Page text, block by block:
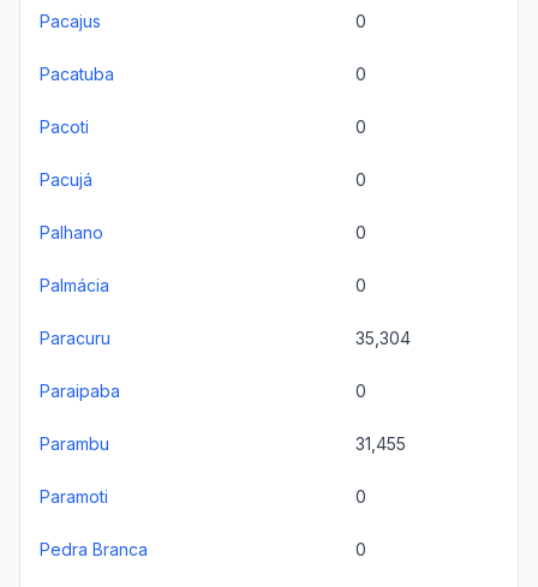
Pacajus 0
Pacatuba 0
Pacoti 0
Pacujá 0
Palhano 0
Palmácia 0
Paracuru 35,304
Paraipaba 0
Parambu 31,455
Paramoti 0
Pedra Branca 0